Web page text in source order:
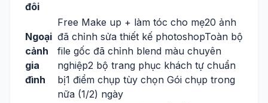
đôi
Ngoại
cảnh
gia
đình
Free Make up + làm tóc cho mẹ20 ảnh
đã chỉnh sửa thiết kế photoshopToàn bộ
file gốc đã chỉnh blend màu chuyên
nghiệp2 bộ trang phục khách tự chuẩn
bị1 điểm chụp tùy chọn Gói chụp trong
nữa (1/2) ngày